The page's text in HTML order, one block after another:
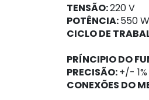
TENSÃO:220 V
POTÊNCIA:550 W
CICLO DE
PRÍNCIPIO DO
PRECISÃO:+/- 1%
CONEXÕES DO